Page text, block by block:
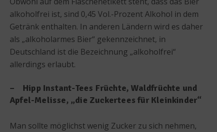
alkoholfrei ist, sind 0,45 Vol.-Prozent Alkohol in dem
Getränk enthalten. In anderen Ländern wird es daher
als „alkoholarmes Bier“ gekennzeichnet, in
Deutschland ist die Bezeichnung „alkoholfrei“
allerdings erlaubt.
– Hipp Instant-Tees Früchte, Waldfrüchte und
Apfel-Melisse, „die Zuckertees für Kleinkinder“
Man sollte möglichst wenig Zucker zu sich nehmen,